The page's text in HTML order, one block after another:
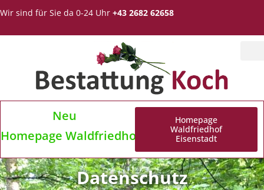
Wir sind für Sie da 0-24 Uhr +43 2682 62658
Neu
Homepage Waldfriedhof Eisenstadt
Homepage
Waldfriedhof
Eisenstadt
Datenschutz